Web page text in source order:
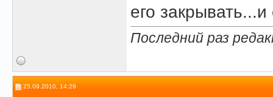
его
Последний раз
25.09.2010, 14:29